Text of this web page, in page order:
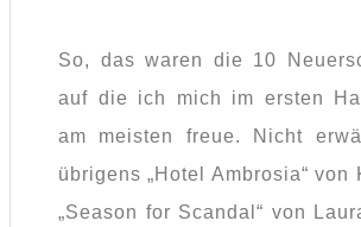
So, das waren die 10
auf die ich mich im ersten
am meisten freue. Nicht
übrigens „Hotel Ambrosia“ von
„Season for Scandal“ von